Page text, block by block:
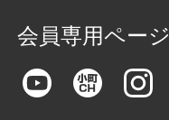
会員専用ページ